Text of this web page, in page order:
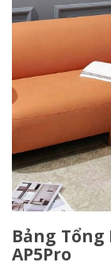
Bảng Tổng
AP5Pro